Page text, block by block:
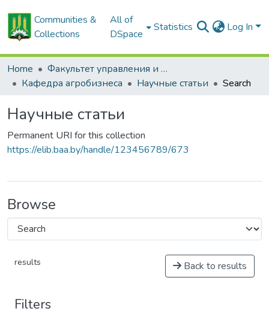
Communities &
Collections
All of
DSpace
Statistics Log In
Home
Факультет управления и социальных коммуникаций
Кафедра агробизнеса
Научные статьи Search
Научные статьи
Permanent URI for this collection
https://elib.baa.by/handle/123456789/673
Browse
results Back to results
Filters